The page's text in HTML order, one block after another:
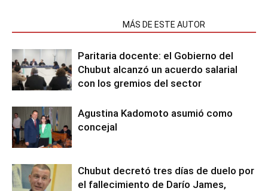
MÁS DE ESTE AUTOR
Paritaria docente: el Gobierno del
Chubut alcanzó un acuerdo salarial
con los gremios del sector
Agustina Kadomoto asumió como
concejal
Chubut decretó tres días de duelo por
el fallecimiento de Darío James,